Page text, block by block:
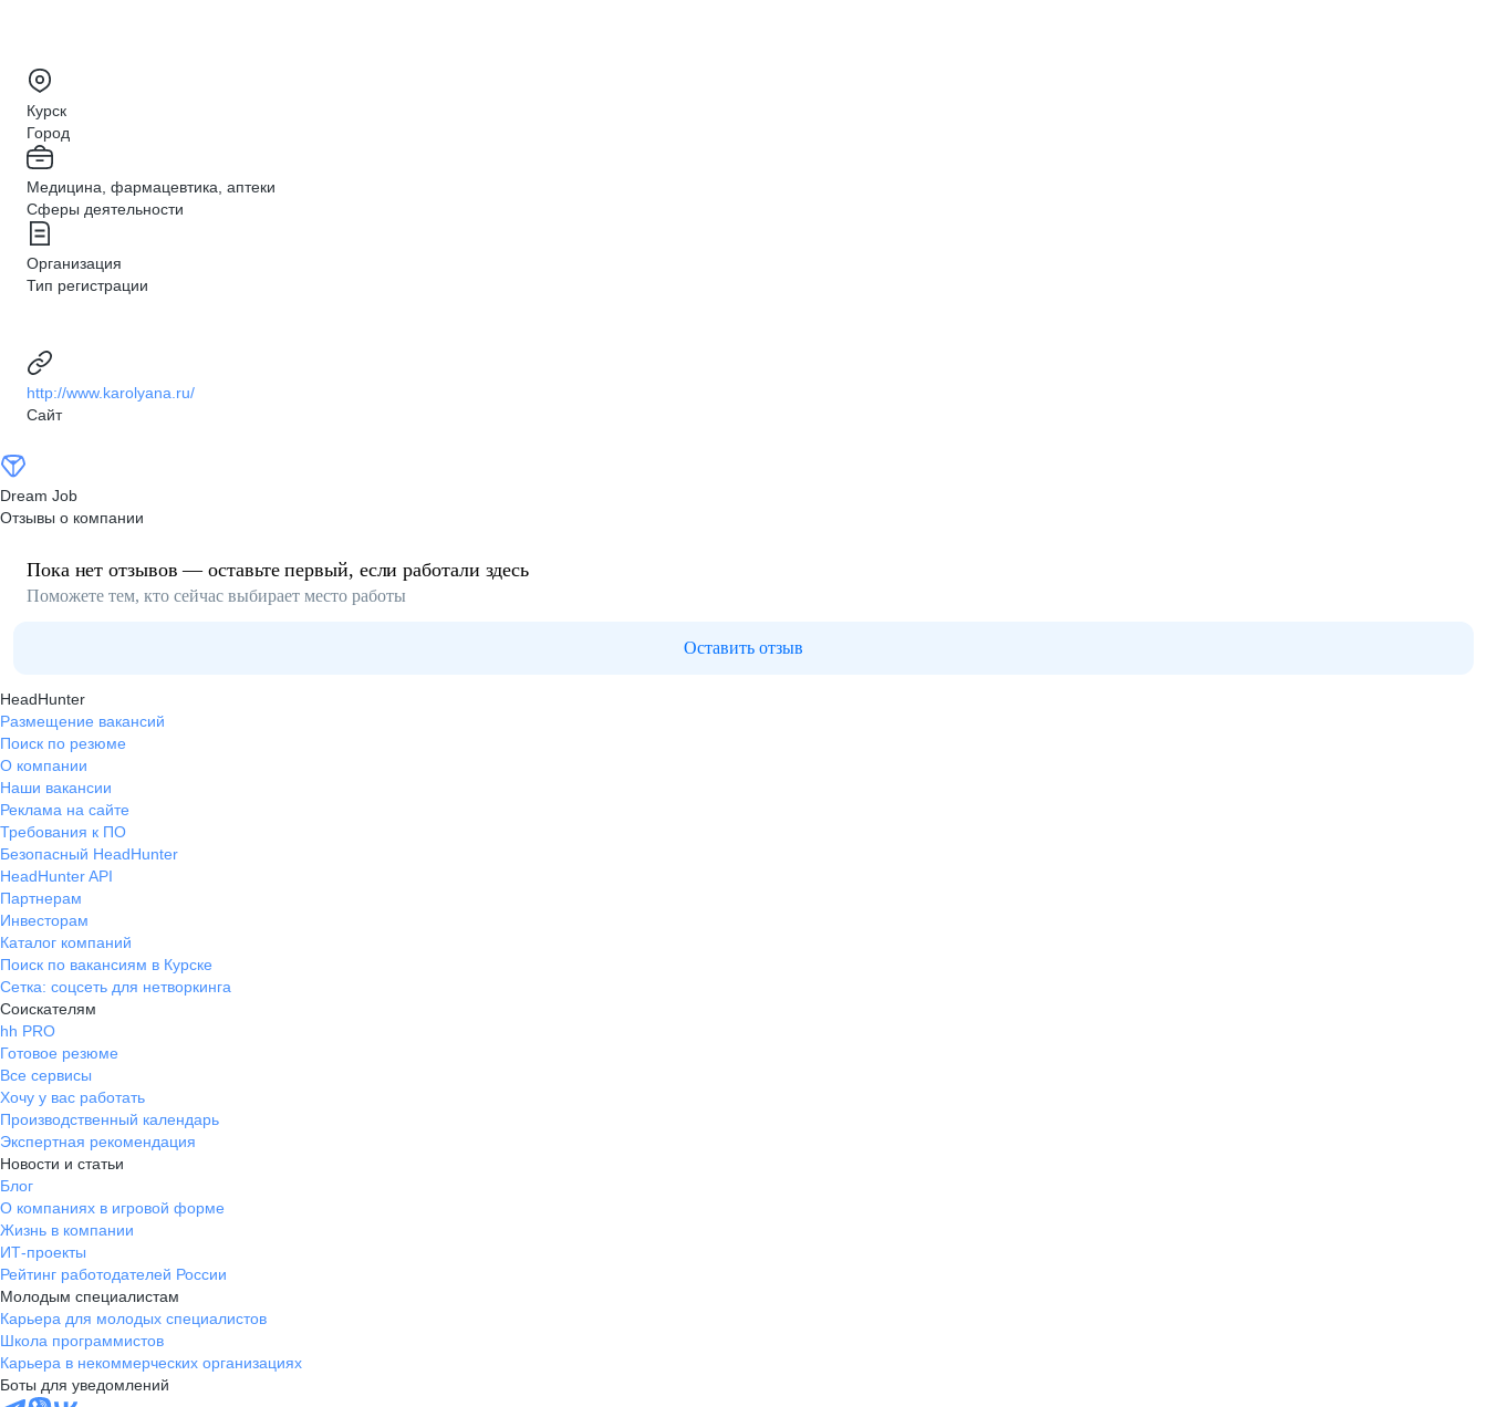
Курск
Город
Медицина, фармацевтика, аптеки
Сферы деятельности
Организация
Тип регистрации
http://www.karolyana.ru/
Сайт
Dream Job
Отзывы о компании
Пока нет отзывов — оставьте первый, если работали здесь
Поможете тем, кто сейчас выбирает место работы
Оставить отзыв
HeadHunter
Размещение вакансий
Поиск по резюме
О компании
Наши вакансии
Реклама на сайте
Требования к ПО
Безопасный HeadHunter
HeadHunter API
Партнерам
Инвесторам
Каталог компаний
Поиск по вакансиям в Курске
Сетка: соцсеть для нетворкинга
Соискателям
hh PRO
Готовое резюме
Все сервисы
Хочу у вас работать
Производственный календарь
Экспертная рекомендация
Новости и статьи
Блог
О компаниях в игровой форме
Жизнь в компании
ИТ-проекты
Рейтинг работодателей России
Молодым специалистам
Карьера для молодых специалистов
Школа программистов
Карьера в некоммерческих организациях
Боты для уведомлений